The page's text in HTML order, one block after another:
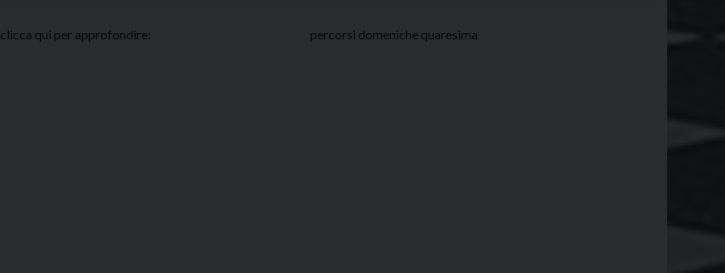
clicca qui per approfondire: percorsi domeniche quaresima